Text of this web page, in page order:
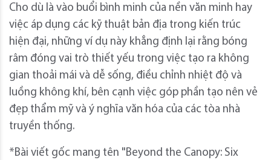
Cho dù là vào buổi bình minh của nền văn minh hay
việc áp dụng các kỹ thuật bản địa trong kiến ​​trúc
hiện đại, những ví dụ này khẳng định lại rằng bóng
râm đóng vai trò thiết yếu trong việc tạo ra không
gian thoải mái và dễ sống, điều chỉnh nhiệt độ và
luồng không khí, bên cạnh việc góp phần tạo nên vẻ
đẹp thẩm mỹ và ý nghĩa văn hóa của các tòa nhà
truyền thống.
*Bài viết gốc mang tên "Beyond the Canopy: Six